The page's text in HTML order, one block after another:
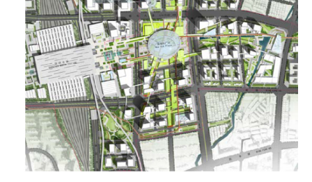
CONTACT
コンプライアンスポリシー プライバシーポリシー ご利用規約